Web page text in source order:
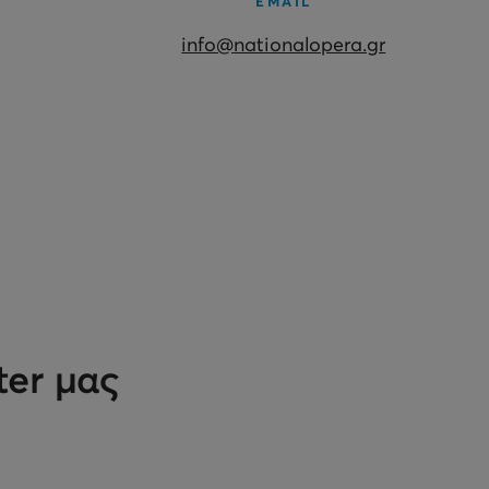
info@nationalopera.gr
μας